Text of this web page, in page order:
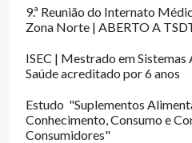
9.ª Reunião do Internato
Zona Norte | ABERTO A
ISEC | Mestrado em Sistemas
Saúde acreditado por 6 anos
Estudo "Suplementos
Conhecimento, Consumo e
Consumidores"